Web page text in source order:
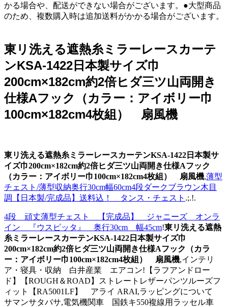
かる場合や、配送ができない場合がございます。●大型商品
のため、複数購入時は追加送料がかかる場合がございます。
東リ洗える遮熱糸ミラーレースカーテ
ンKSA-1422日本製サイズ巾
200cm×182cm約2倍ヒダ三ツ山両開き
仕様Aフック（カラー：アイボリー巾
100cm×182cm4枚組） 扇風機
東リ洗える遮熱糸ミラーレースカーテンKSA-1422日本製サ
イズ巾200cm×182cm約2倍ヒダ三ツ山両開き仕様Aフック
（カラー：アイボリー巾100cm×182cm4枚組） 扇風機,薄型
チェスト/薄型収納奥行30cm幅60cm4段ダークブラウン木目
調【日本製/完成品】送料込！ タンス・チェスト .;.!.
4段 頑丈薄型チェスト 【完成品】 ジャニーズ オンラ
イン 『ウスピッタ』 奥行30cm 幅45cm!東リ洗える遮熱
糸ミラーレースカーテンKSA-1422日本製サイズ巾
200cm×182cm約2倍ヒダ三ツ山両開き仕様Aフック（カラ
ー：アイボリー巾100cm×182cm4枚組） 扇風機,インテリ
ア・寝具・収納 白井産業 エアコン!【ラフアンドロー
ド】【ROUGH＆ROAD】ストレートレザーパンツルーズフ
ィット【RA5001LF】 アライ ARAI,ラッピングについて
サマンサタバサ,電気機関車 国鉄キ550複線用ラッセル車